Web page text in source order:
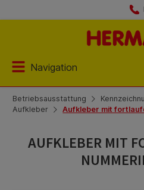
Navigation
Betriebsausstattung
Aufkleber
Aufkleber mit
AUFKLEBER MIT